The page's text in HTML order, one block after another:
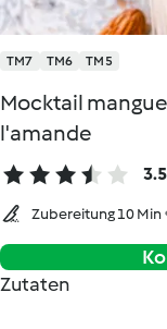
TM7 TM6 TM5
Mocktail
l'amande
3.5
Zubereitung 10 Min
Zutaten